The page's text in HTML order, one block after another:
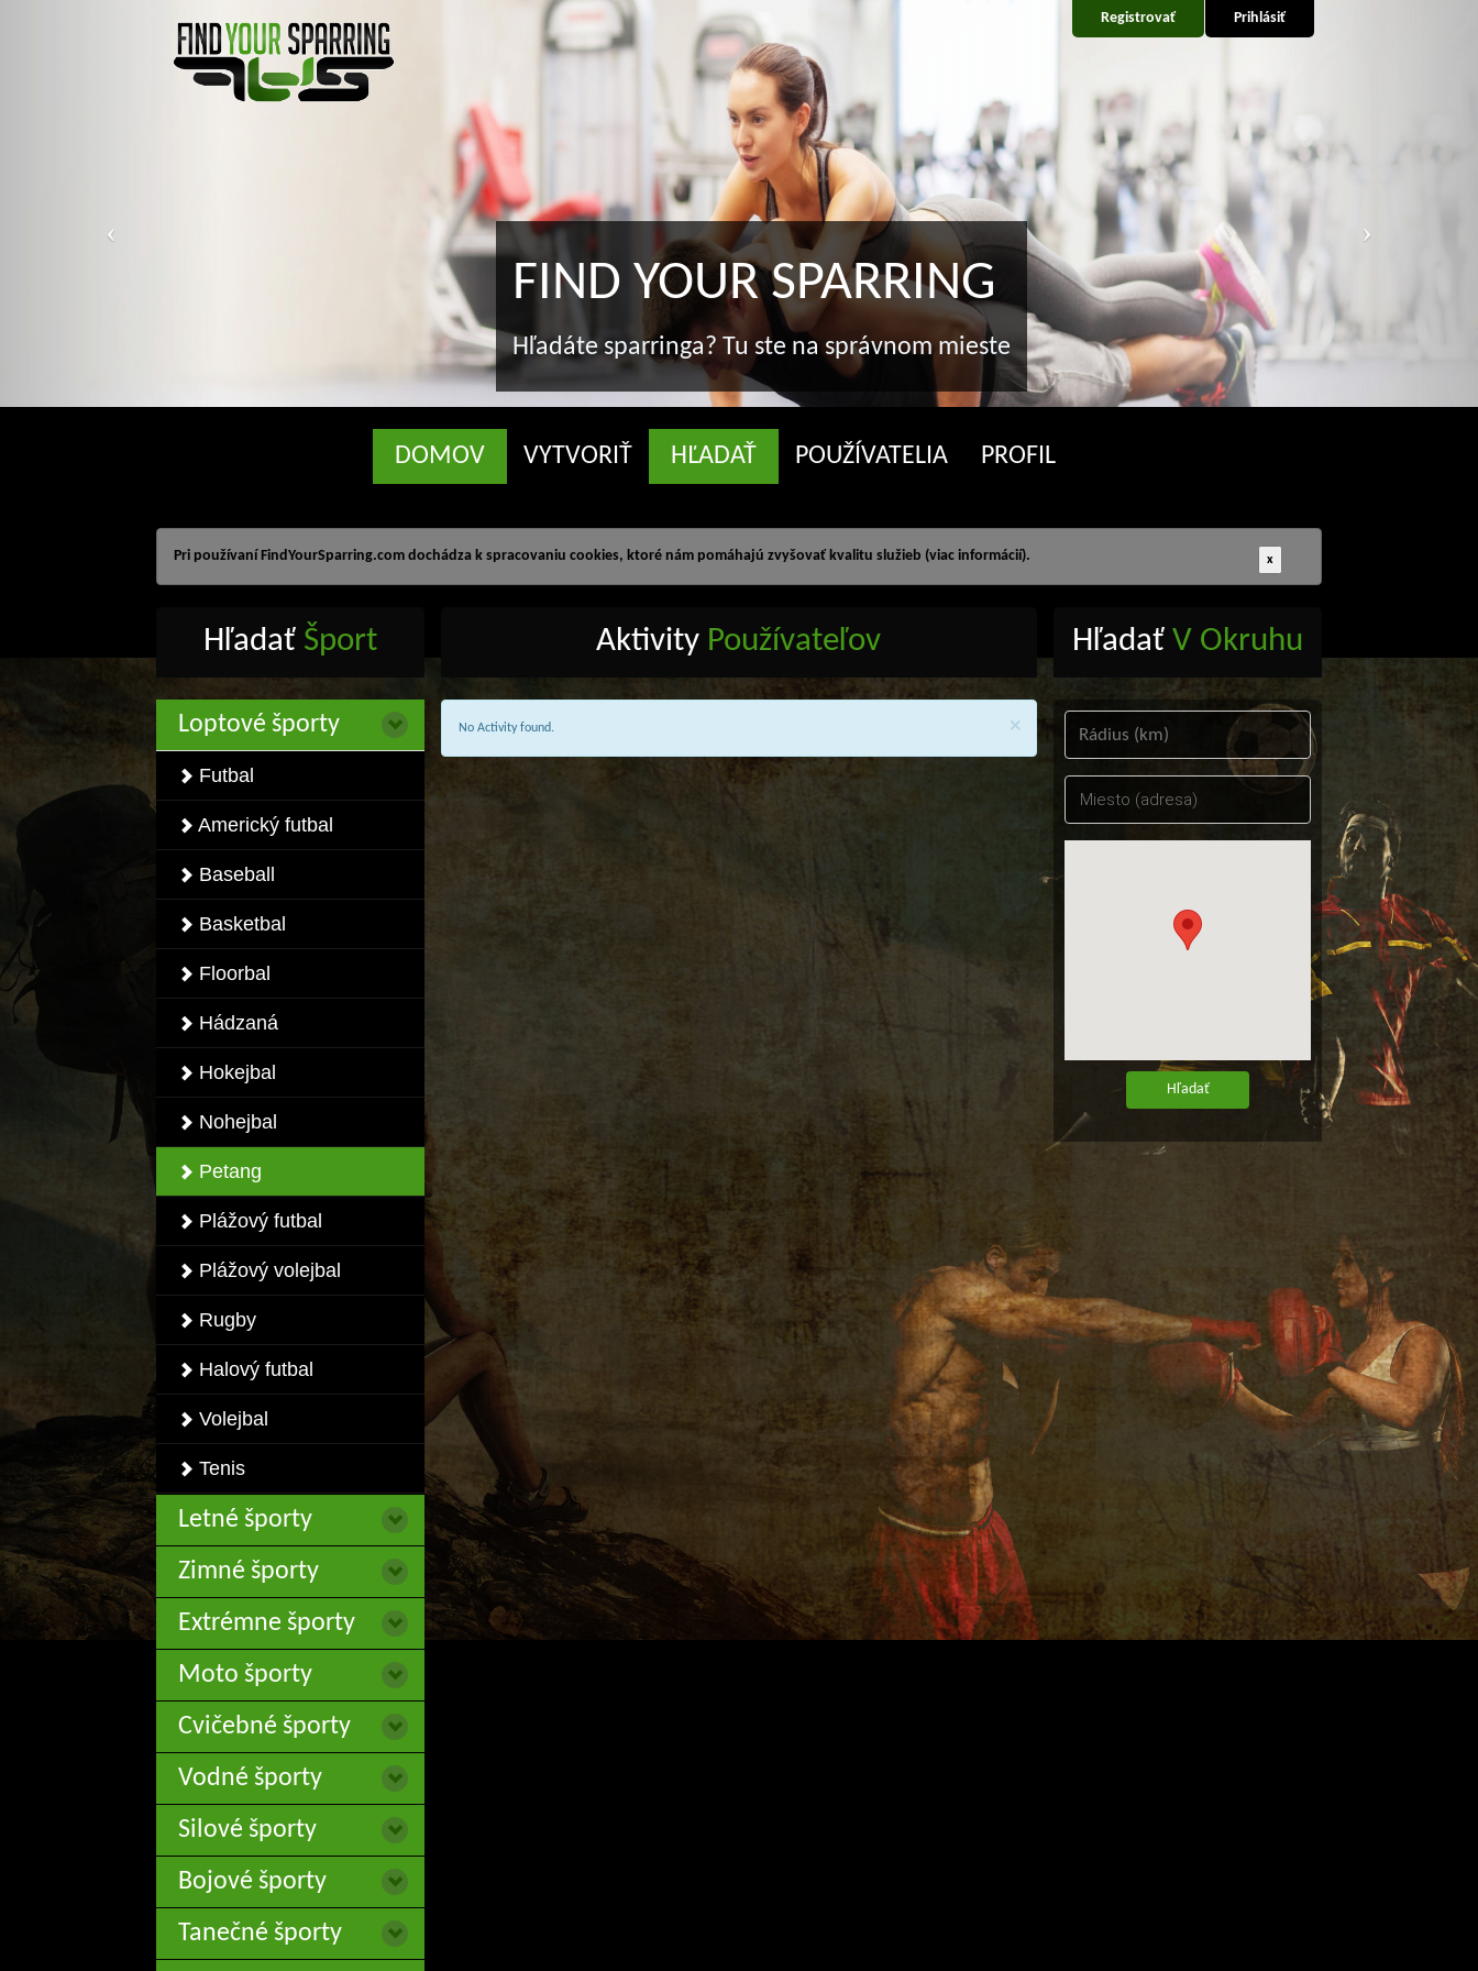
Prihlásiť
Registrovať
FIND YOUR SPARRING
Hľadáte sparringa? Tu ste na správnom mieste
DOMOV VYTVORIŤ HĽADAŤ POUŽÍVATELIA PROFIL
x
Pri používaní FindYourSparring.com dochádza k spracovaniu cookies, ktoré nám pomáhajú zvyšovať kvalitu služieb (viac informácií).
Hľadať Šport
Loptové športy
Futbal
Americký futbal
Baseball
Basketbal
Floorbal
Hádzaná
Hokejbal
Nohejbal
Petang
Plážový futbal
Plážový volejbal
Rugby
Halový futbal
Volejbal
Tenis
Letné športy
Zimné športy
Extrémne športy
Moto športy
Cvičebné športy
Vodné športy
Silové športy
Bojové športy
Tanečné športy
Aktivity Používateľov
×
No Activity found.
HľadaťV Okruhu